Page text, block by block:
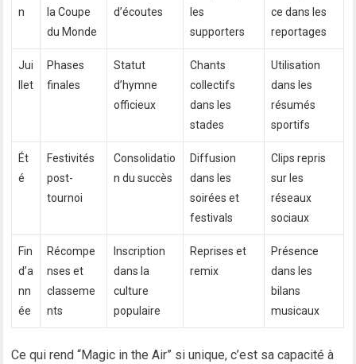
n
la Coupe
du Monde
d’écoutes
les
supporters
ce dans les
reportages
Jui
llet
Phases
finales
Statut
d’hymne
officieux
Chants
collectifs
dans les
stades
Utilisation
dans les
résumés
sportifs
Ét
é
Festivités
post-
tournoi
Consolidatio
n du succès
Diffusion
dans les
soirées et
festivals
Clips repris
sur les
réseaux
sociaux
Fin
d’a
nn
ée
Récompe
nses et
classeme
nts
Inscription
dans la
culture
populaire
Reprises et
remix
Présence
dans les
bilans
musicaux
Ce qui rend “Magic in the Air” si unique, c’est sa capacité à